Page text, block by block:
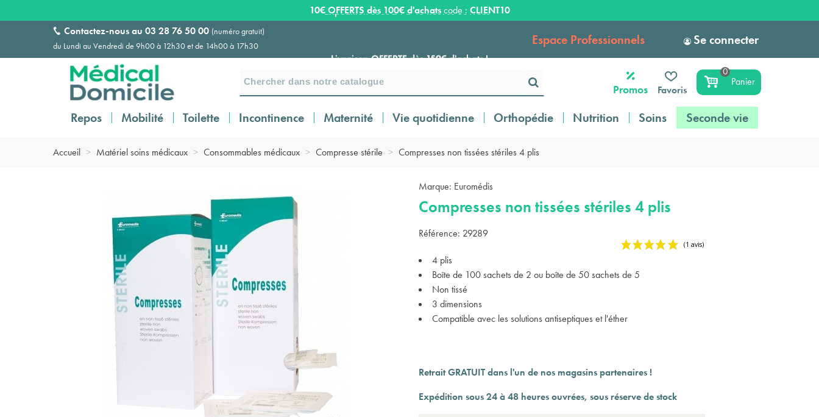
Payez en 3 ou 4 fois SANS FRAIS à partir de
100€
Livraison OFFERTE dès 159€ d'achats !
€
Expédition sous 24 à 48 heures ouvrées*
10€ OFFERTS dès 100€ d'achatscode : CLIENT10
Contactez-nous au 03 28 76 50 00 (numéro gratuit)
du Lundi au Vendredi de 9h00 à 12h30 et de 14h00 à 17h30
Espace Professionnels Se connecter
Promos Favoris
0
Panier
Repos Mobilité Toilette Incontinence Maternité Vie quotidienne Orthopédie Nutrition Soins Seconde vie
Accueil > Matériel soins médicaux > Consommables médicaux > Compresse stérile > Compresses non tissées stériles 4 plis
Marque: Euromédis
Compresses non tissées stériles 4 plis
Référence: 29289
4 plis
Boîte de 100 sachets de 2 ou boîte de 50 sachets de 5
Non tissé
3 dimensions
Compatible avec les solutions antiseptiques et l'éther
Retrait GRATUIT dans l'un de nos magasins partenaires !
Expédition sous 24 à 48 heures ouvrées, sous réserve de stock